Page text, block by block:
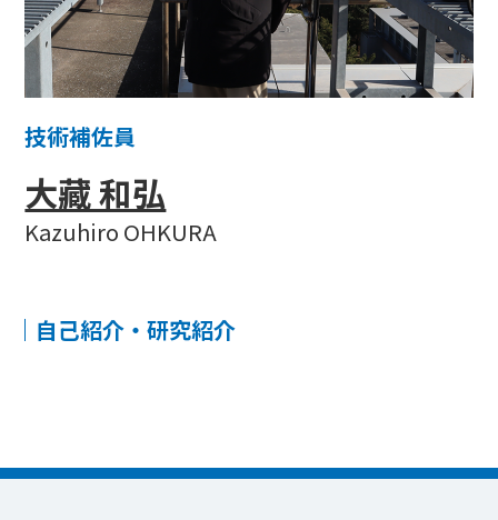
技術補佐員
大藏 和弘
Kazuhiro OHKURA
自己紹介・研究紹介